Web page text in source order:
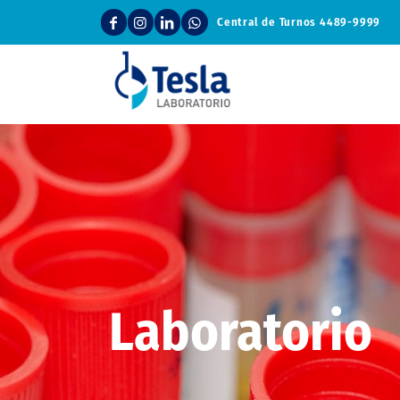
Central de Turnos4489-9999
Laboratorio